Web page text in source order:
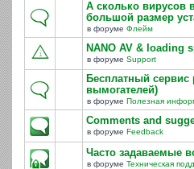
А сколько вирусов
большой размер
в форуме Флейм
NANO AV & loading
в форуме Support
Бесплатный сервис
вымогателей)
в форуме Полезная
Comments and
в форуме Feedback
Часто задаваемые
в форуме Техническая